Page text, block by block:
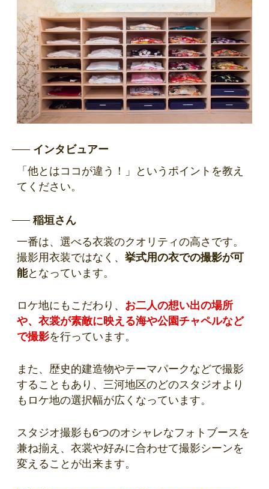
インタビュアー
「他とはココが違う！」というポイントを教え
てください。
稲垣さん
一番は、選べる衣裳のクオリティの高さです。
撮影用衣装ではなく、 挙式用の衣での撮影が可
能となっています。
ロケ地にもこだわり、 お二人の想い出の場所
や、衣裳が素敵に映える海や公園チャペルなど
で撮影を行っています。
また、歴史的建造物やテーマパークなどで撮影
することもあり、三河地区のどのスタジオより
もロケ地の選択幅が広くなっています。
スタジオ撮影も6つのオシャレなフォトブースを
兼ね揃え、衣裳や好みに合わせて撮影シーンを
変えることが出来ます。